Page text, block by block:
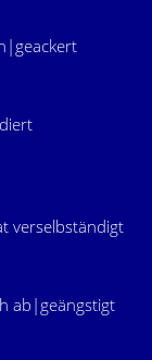
verselbständigt
ab|geängstigt